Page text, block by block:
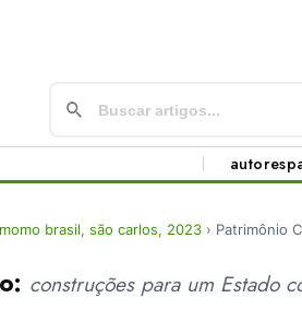
autores
brasil, são carlos, 2023 › Patrimônio
construções para um Estado